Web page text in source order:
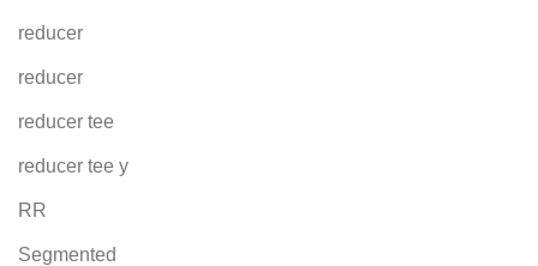
reducer
reducer
reducer tee
reducer tee y
RR
Segmented